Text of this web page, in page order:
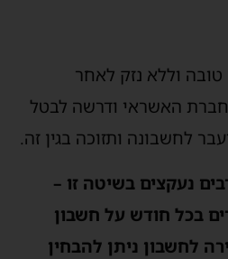
וללא נזק לאחר
האשראי ודרשה לבטל
לחשבונה ותזוכה בגין זה.
נעקצים בשיטה זו –
בכל חודש על חשבון
לחשבון ניתן להבחין